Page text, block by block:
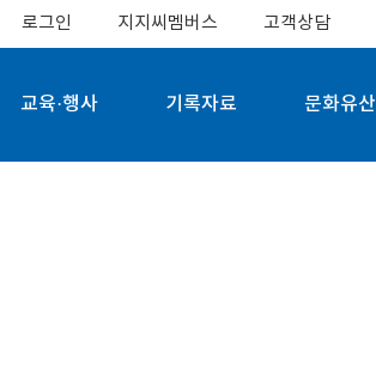
로그인 지지씨멤버스 고객상담
교육·행사 기록자료 문화유산